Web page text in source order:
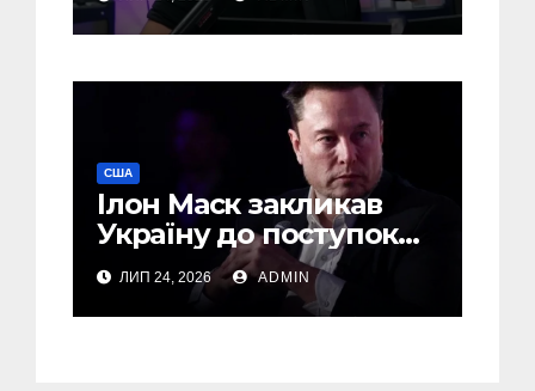
США
Ілон Маск закликав
Україну до поступок
Путіну – The Economist
ЛИП 24, 2026 ADMIN